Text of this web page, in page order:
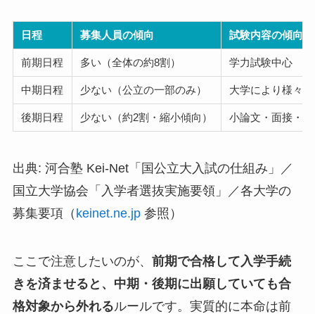
日程 募集人員の傾向 試験内容の傾向
前期日程 多い（全体の約8割） 学力試験中心
中期日程 少ない（公立の一部のみ） 大学により様々
後期日程 少ない（約2割・縮小傾向） 小論文・面接・
出典: 河合塾 Kei-Net「国公立大入試の仕組み」／
国立大学協会「入学者選抜実施要領」／各大学の
募集要項（ keinet.ne.jp参照）
ここで注意したいのが、 前期で合格して入学手続
きを済ませると、中期・後期に出願していても合
格対象から外れるルールです。実質的に本命は前